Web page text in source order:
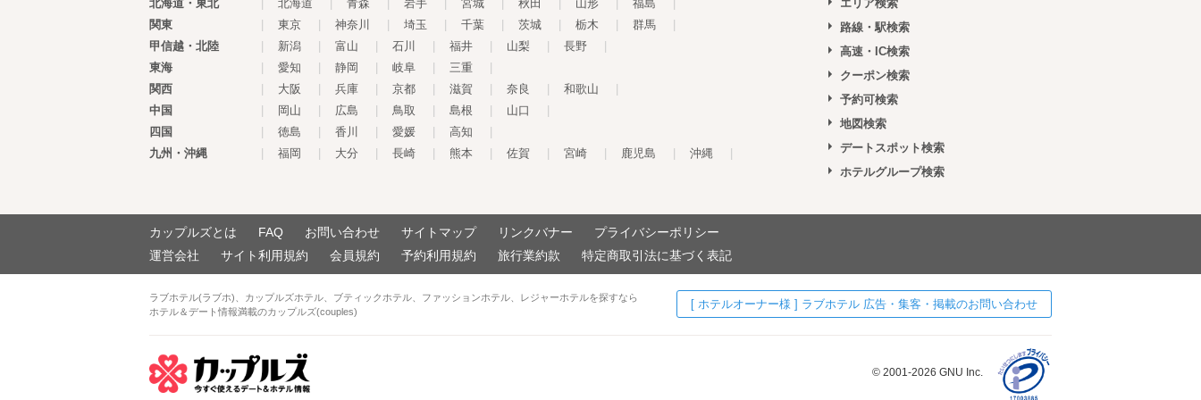
北海道・東北 北海道 青森 岩手 宮城 秋田 山形 福島
関東
東京 神奈川 埼玉 千葉 茨城 栃木 群馬
甲信越・北陸
新潟 富山 石川 福井 山梨 長野
東海
愛知 静岡 岐阜 三重
関西
大阪 兵庫 京都 滋賀 奈良 和歌山
中国
岡山 広島 鳥取 島根 山口
四国
徳島 香川 愛媛 高知
九州・沖縄
福岡 大分 長崎 熊本 佐賀 宮崎 鹿児島 沖縄
エリア検索
路線・駅検索
高速・IC検索
クーポン検索
予約可検索
地図検索
デートスポット検索
ホテルグループ検索
カップルズとは FAQ お問い合わせ サイトマップ リンクバナー
プライバシーポリシー
運営会社
サイト利用規約 会員規約 予約利用規約 旅行業約款 特定商取引法に基づく表記
ラブホテル(ラブホ)、カップルズホテル、ブティックホテル、ファッションホテル、レジャーホテルを探すなら
ホテル＆デート情報満載のカップルズ(couples)
[ ホテルオーナー様 ] ラブホテル 広告・集客・掲載のお問い合わせ
© 2001-2026 GNU Inc.